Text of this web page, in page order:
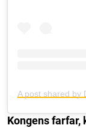
Kongens farfar,